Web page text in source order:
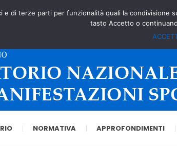
NORMATIVA APPROFONDIMENTI
di terze parti per funzionalità quali la condivisione
tasto Accetto o